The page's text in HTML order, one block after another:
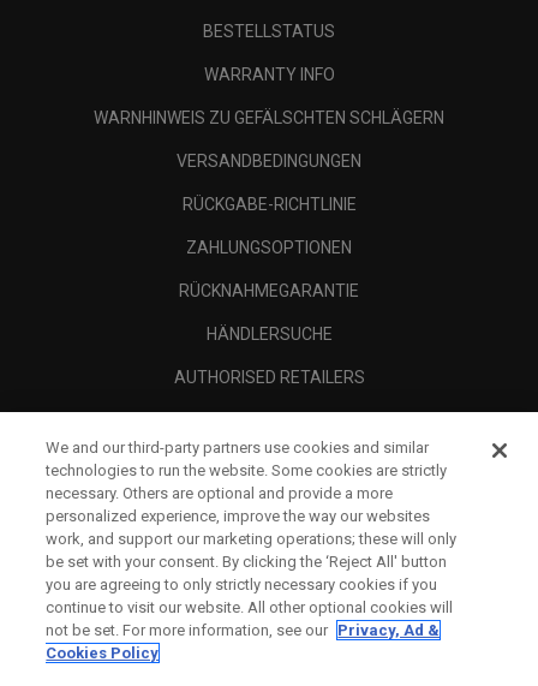
BESTELLSTATUS
WARRANTY INFO
WARNHINWEIS ZU GEFÄLSCHTEN SCHLÄGERN
VERSANDBEDINGUNGEN
RÜCKGABE-RICHTLINIE
ZAHLUNGSOPTIONEN
RÜCKNAHMEGARANTIE
HÄNDLERSUCHE
AUTHORISED RETAILERS
UNTERNEHMENSPROFIL
RECHTLICHES-
We and our third-party partners use cookies and similar
technologies to run the website. Some cookies are strictly
necessary. Others are optional and provide a more
personalized experience, improve the way our websites
work, and support our marketing operations; these will only
be set with your consent. By clicking the ‘Reject All' button
you are agreeing to only strictly necessary cookies if you
continue to visit our website. All other optional cookies will
not be set. For more information, see our Privacy, Ad &
Cookies Policy